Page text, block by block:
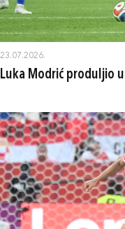
23.07.2026.
Luka Modrić produljio